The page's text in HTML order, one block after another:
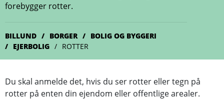
forebygger rotter.
BILLUND BORGER
BOLIG OG BYGGERI
EJERBOLIG
ROTTER
Du skal anmelde det, hvis du ser rotter eller tegn på
rotter på enten din ejendom eller offentlige arealer.